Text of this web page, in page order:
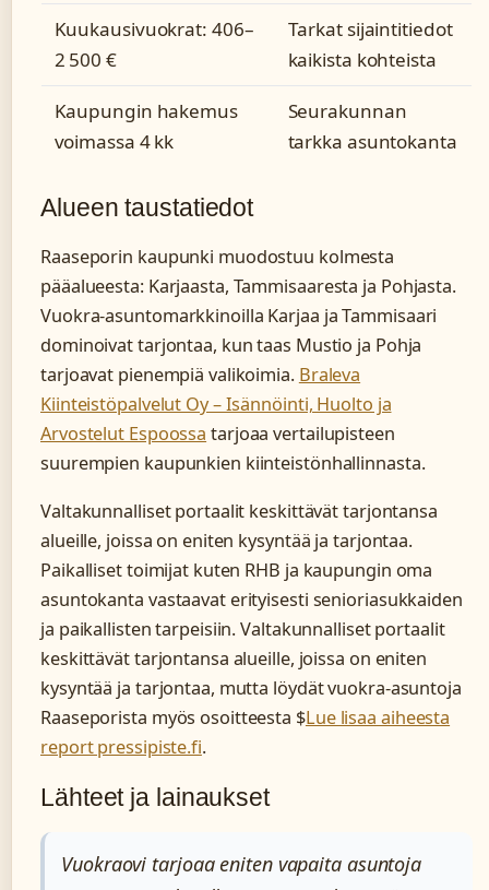
Kuukausivuokrat: 406–
2 500 €
Tarkat sijaintitiedot
kaikista kohteista
Kaupungin hakemus
voimassa 4 kk
Seurakunnan
tarkka asuntokanta
Alueen taustatiedot
Raaseporin kaupunki muodostuu kolmesta
pääalueesta: Karjaasta, Tammisaaresta ja Pohjasta.
Vuokra-asuntomarkkinoilla Karjaa ja Tammisaari
dominoivat tarjontaa, kun taas Mustio ja Pohja
tarjoavat pienempiä valikoimia. Braleva
Kiinteistöpalvelut Oy – Isännöinti, Huolto ja
Arvostelut Espoossa tarjoaa vertailupisteen
suurempien kaupunkien kiinteistönhallinnasta.
Valtakunnalliset portaalit keskittävät tarjontansa
alueille, joissa on eniten kysyntää ja tarjontaa.
Paikalliset toimijat kuten RHB ja kaupungin oma
asuntokanta vastaavat erityisesti senioriasukkaiden
ja paikallisten tarpeisiin. Valtakunnalliset portaalit
keskittävät tarjontansa alueille, joissa on eniten
kysyntää ja tarjontaa, mutta löydät vuokra-asuntoja
Raaseporista myös osoitteesta $Lue lisaa aiheesta
report pressipiste.fi.
Lähteet ja lainaukset
Vuokraovi tarjoaa eniten vapaita asuntoja